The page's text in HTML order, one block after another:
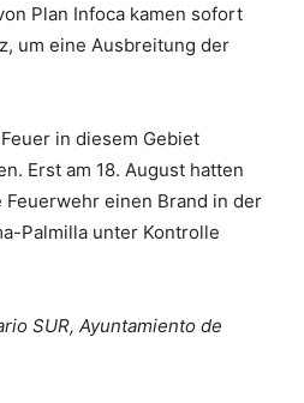
Plan Infoca kamen sofort
um eine Ausbreitung der
in diesem Gebiet
Erst am 18. August hatten
einen Brand in der
Palmilla unter Kontrolle
SUR, Ayuntamiento de